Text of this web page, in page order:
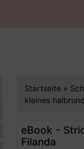
Startseite »
kleines
eBook -
Filanda